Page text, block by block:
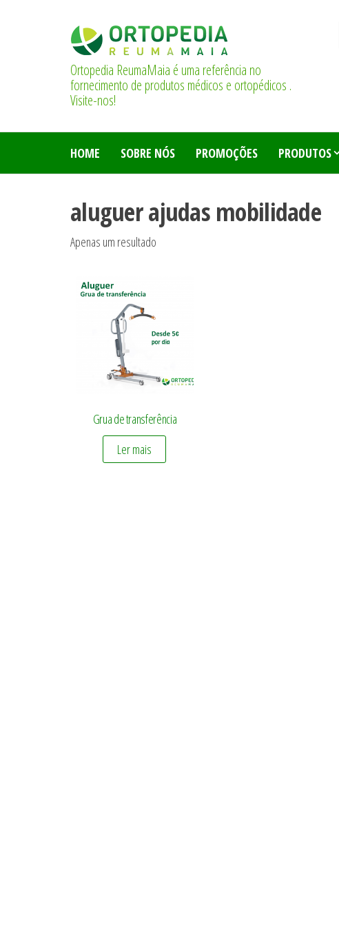
Ortopedia ReumaMaia é uma referência no
fornecimento de produtos médicos e ortopédicos .
Visite-nos!
HOME SOBRE NÓS PROMOÇÕES PRODUTOS
aluguer ajudas mobilidade
Apenas um resultado
Grua de transferência
Ler mais